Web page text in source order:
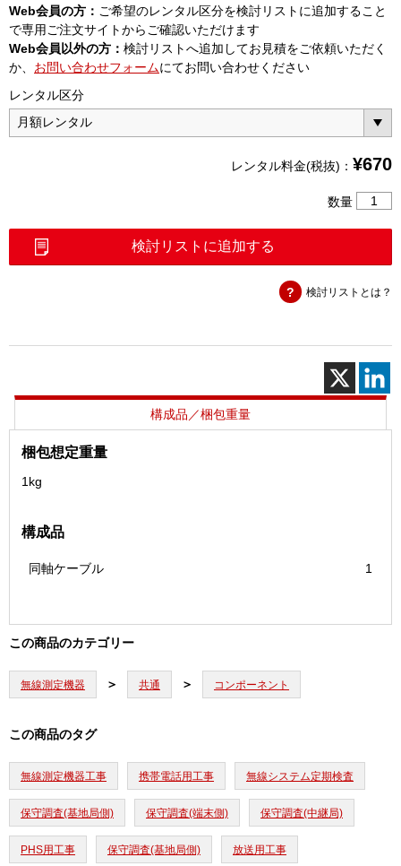
Web会員の方： ご希望のレンタル区分を検討リストに追加すること
で専用ご注文サイトからご確認いただけます
Web会員以外の方： 検討リストへ追加してお見積をご依頼いただく
か、 お問い合わせフォームにてお問い合わせください
レンタル区分
レンタル料金(税抜)： ¥670
数量
ル
－
TNC(P)
個
検討リストに追加する
検討リストとは？
構成品／梱包重量
梱包想定重量
1kg
構成品
同軸ケーブル 1
この商品のカテゴリー
無線測定機器 共通 コンポーネント
この商品のタグ
無線測定機器工事 携帯電話用工事 無線システム定期検査
保守調査(基地局側) 保守調査(端末側) 保守調査(中継局)
PHS用工事 保守調査(基地局側) 放送用工事